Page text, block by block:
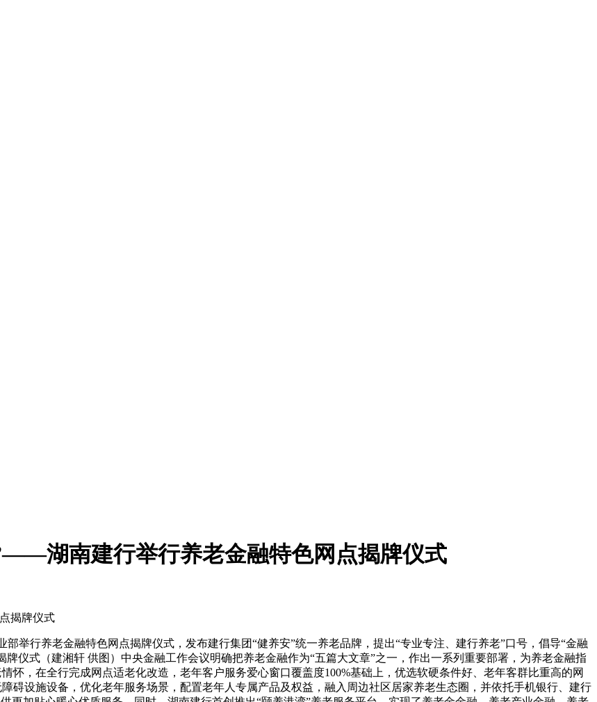
湖南建行举行养老金融特色网点揭牌仪式
揭牌仪式
举行养老金融特色网点揭牌仪式，发布建行集团“健养安”统一养老品牌，提出“专业专注、建行养老”口号，倡导“金融
仪式（建湘轩 供图）中央金融工作会议明确把养老金融作为“五篇大文章”之一，作出一系列重要部署，为养老金融指
怀，在全行完成网点适老化改造，老年客户服务爱心窗口覆盖度100%基础上，优选软硬条件好、老年客群比重高的网
碍设施设备，优化老年服务场景，配置老年人专属产品及权益，融入周边社区居家养老生态圈，并依托手机银行、建行